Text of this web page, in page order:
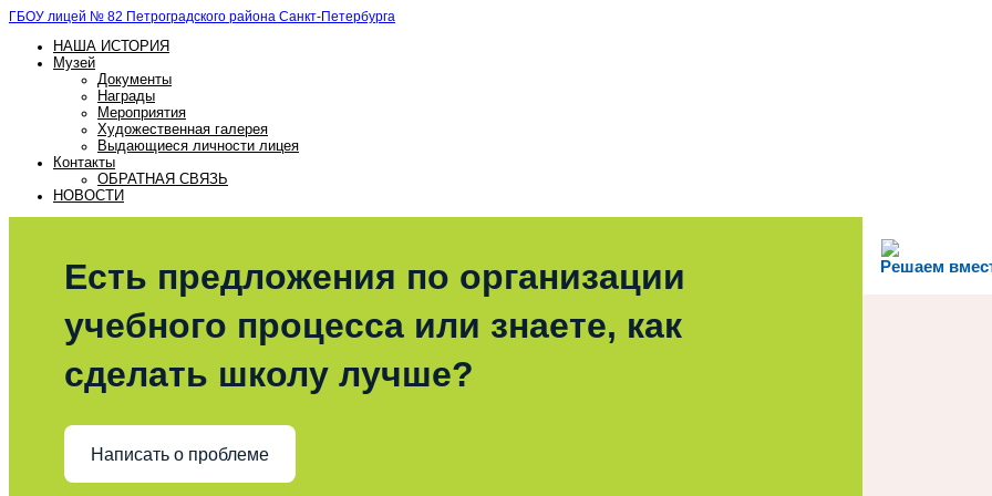
ГБОУ лицей № 82 Петроградского района Санкт-Петербурга
НАША ИСТОРИЯ
Музей
Документы
Награды
Мероприятия
Художественная галерея
Выдающиеся личности лицея
Контакты
ОБРАТНАЯ СВЯЗЬ
НОВОСТИ
Решаем
Есть предложения по организации
учебного процесса или знаете, как
сделать школу лучше?
Написать о проблеме